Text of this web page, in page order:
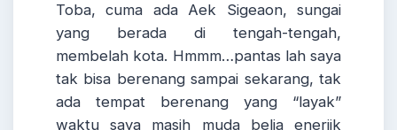
Toba, cuma ada Aek Sigeaon, sungai
yang berada di tengah-tengah,
membelah kota. Hmmm…pantas lah saya
tak bisa berenang sampai sekarang, tak
ada tempat berenang yang “layak”
waktu saya masih muda belia enerjik